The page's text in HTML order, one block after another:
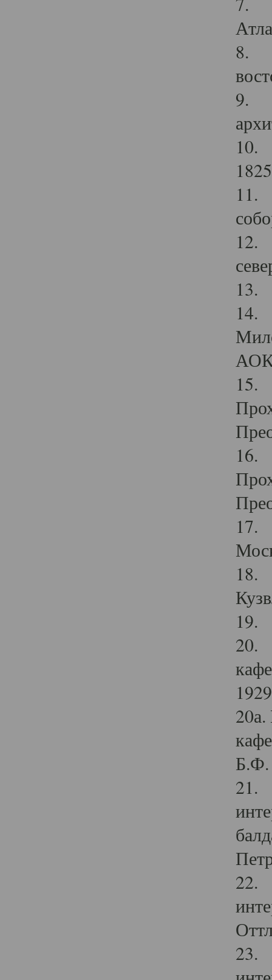
8.
9.
10.
11.
12.
13.
14.
15.
16.
17.
18.
19.
20.
Б.Ф.
21.
22.
23.